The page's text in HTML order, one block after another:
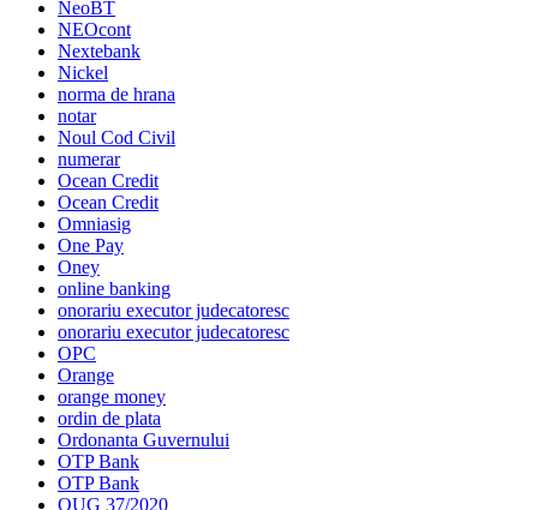
NeoBT
NEOcont
Nextebank
Nickel
norma de hrana
notar
Noul Cod Civil
numerar
Ocean Credit
Ocean Credit
Omniasig
One Pay
Oney
online banking
onorariu executor judecatoresc
onorariu executor judecatoresc
OPC
Orange
orange money
ordin de plata
Ordonanta Guvernului
OTP Bank
OTP Bank
OUG 37/2020